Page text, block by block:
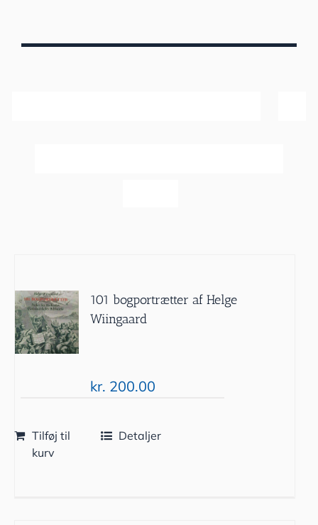
101 bogportrætter af Helge
Wiingaard
kr. 200.00
Tilføj til
kurv
Detaljer